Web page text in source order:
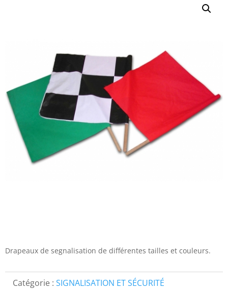
Drapeaux de segnalisation de différentes tailles et couleurs.
Catégorie : SIGNALISATION ET SÉCURITÉ